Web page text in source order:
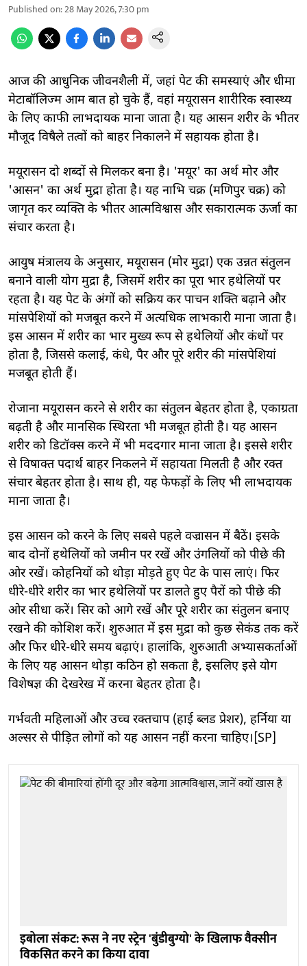
Published on:28 May 2026, 7:30 pm
आज की आधुनिक जीवनशैली में, जहां पेट की समस्याएं और धीमा
मेटाबॉलिज्म आम बात हो चुके हैं, वहां मयूरासन शारीरिक स्वास्थ्य
के लिए काफी लाभदायक माना जाता है। यह आसन शरीर के भीतर
मौजूद विषैले तत्वों को बाहर निकालने में सहायक होता है।
मयूरासन दो शब्दों से मिलकर बना है। 'मयूर' का अर्थ मोर और
'आसन' का अर्थ मुद्रा होता है। यह नाभि चक्र (मणिपुर चक्र) को
जागृत कर व्यक्ति के भीतर आत्मविश्वास और सकारात्मक ऊर्जा का
संचार करता है।
आयुष मंत्रालय के अनुसार, मयूरासन (मोर मुद्रा) एक उन्नत संतुलन
बनाने वाली योग मुद्रा है, जिसमें शरीर का पूरा भार हथेलियों पर
रहता है। यह पेट के अंगों को सक्रिय कर पाचन शक्ति बढ़ाने और
मांसपेशियों को मजबूत करने में अत्यधिक लाभकारी माना जाता है।
इस आसन में शरीर का भार मुख्य रूप से हथेलियों और कंधों पर
होता है, जिससे कलाई, कंधे, पैर और पूरे शरीर की मांसपेशियां
मजबूत होती हैं।
रोजाना मयूरासन करने से शरीर का संतुलन बेहतर होता है, एकाग्रता
बढ़ती है और मानसिक स्थिरता भी मजबूत होती है। यह आसन
शरीर को डिटॉक्स करने में भी मददगार माना जाता है। इससे शरीर
से विषाक्त पदार्थ बाहर निकलने में सहायता मिलती है और रक्त
संचार बेहतर होता है। साथ ही, यह फेफड़ों के लिए भी लाभदायक
माना जाता है।
इस आसन को करने के लिए सबसे पहले वज्रासन में बैठें। इसके
बाद दोनों हथेलियों को जमीन पर रखें और उंगलियों को पीछे की
ओर रखें। कोहनियों को थोड़ा मोड़ते हुए पेट के पास लाएं। फिर
धीरे-धीरे शरीर का भार हथेलियों पर डालते हुए पैरों को पीछे की
ओर सीधा करें। सिर को आगे रखें और पूरे शरीर का संतुलन बनाए
रखने की कोशिश करें। शुरुआत में इस मुद्रा को कुछ सेकंड तक करें
और फिर धीरे-धीरे समय बढ़ाएं। हालांकि, शुरुआती अभ्यासकर्ताओं
के लिए यह आसन थोड़ा कठिन हो सकता है, इसलिए इसे योग
विशेषज्ञ की देखरेख में करना बेहतर होता है।
गर्भवती महिलाओं और उच्च रक्तचाप (हाई ब्लड प्रेशर), हर्निया या
अल्सर से पीड़ित लोगों को यह आसन नहीं करना चाहिए।[SP]
इबोला संकट: रूस ने नए स्ट्रेन 'बुंडीबुग्यो' के खिलाफ वैक्सीन
विकसित करने का किया दावा